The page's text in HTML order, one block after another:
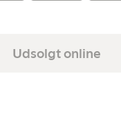
Udsolgt online